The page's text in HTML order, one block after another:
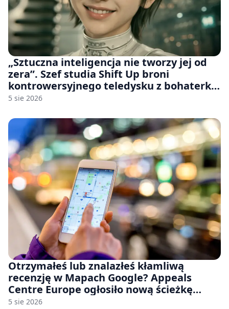
„Sztuczna inteligencja nie tworzy jej od
zera”. Szef studia Shift Up broni
kontrowersyjnego teledysku z bohaterką
Stellar Blade: Blood Rain
5 sie 2026
Otrzymałeś lub znalazłeś kłamliwą
recenzję w Mapach Google? Appeals
Centre Europe ogłosiło nową ścieżkę
odwoławczą dla firm i konsumentów
5 sie 2026